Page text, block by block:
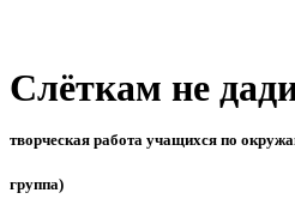
Слёткам не
творческая работа учащихся по
группа)